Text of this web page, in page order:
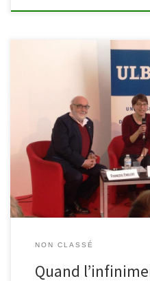
Lors de la Foire du Livre de
de Waimes et Malmedy a
renom, à savoir Hubert Reeves
écologiste convaincu) et Pierre
notamment travaillé sur le
participaient […]
NON CLASSÉ
Quand